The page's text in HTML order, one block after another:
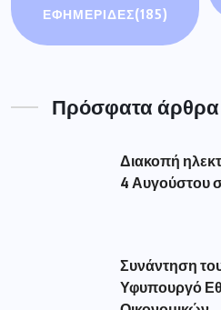
ΕΦΗΜΕΡΙΔΕΣ(185)
Πρόσφατα άρθρα
Διακοπή
4 Αυγούστου
Συνάντηση
Υφυπουργό